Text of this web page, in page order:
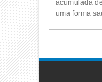
acumulada
uma forma